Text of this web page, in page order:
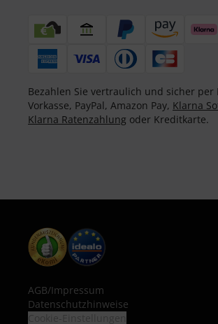
Bezahlen Sie vertraulich und sicher per
Vorkasse, PayPal, Amazon Pay, Klarna
Klarna Ratenzahlung oder Kreditkarte.
AGB/Impressum
Datenschutzhinweise